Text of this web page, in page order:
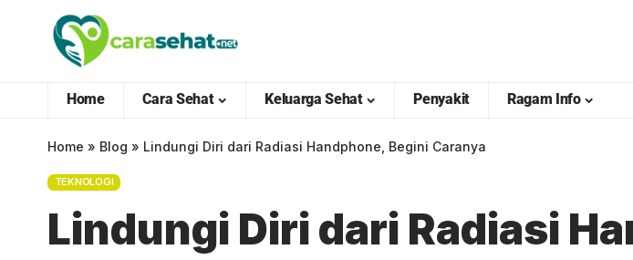
Home Cara Sehat Keluarga Sehat Penyakit Ragam Info
Home » Blog » Lindungi Diri dari Radiasi Handphone, Begini Caranya
TEKNOLOGI
Lindungi Diri dari Radiasi